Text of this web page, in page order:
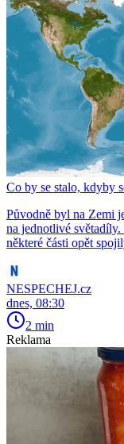
Co by se stalo, kdyby
Původně byl na Zemi
na jednotlivé
některé části opět
NESPECHEJ.cz
dnes, 08:30
2 min
Reklama